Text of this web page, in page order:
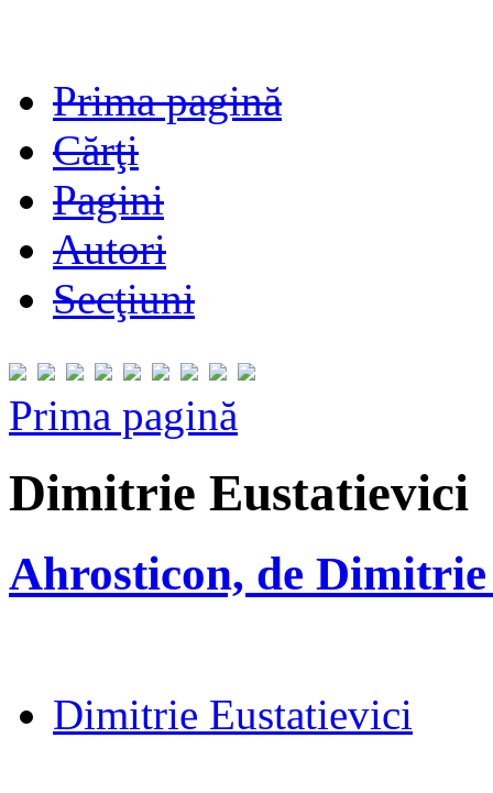
Prima pagină
Cărţi
Pagini
Autori
Secţiuni
Prima pagină
Dimitrie Eustatievici
Ahrosticon, de
Dimitrie Eustatievici